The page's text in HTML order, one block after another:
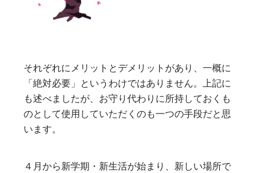
それぞれにメリットとデメリットがあり、一概に
「絶対必要」というわけではありません。上記に
も述べましたが、お守り代わりに所持しておくも
のとして使用していただくのも一つの手段だと思
います。
４月から新学期・新生活が始まり、新しい場所で